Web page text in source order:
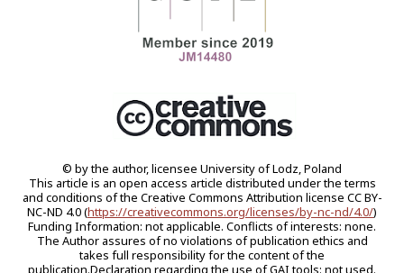
© by the author, licensee University of Lodz, Poland
This article is an open access article distributed under the terms
and conditions of the Creative Commons Attribution license CC BY-
NC-ND 4.0 (https://creativecommons.org/licenses/by-nc-nd/4.0/)
Funding Information: not applicable. Conflicts of interests: none.
The Author assures of no violations of publication ethics and
takes full responsibility for the content of the
publication.Declaration regarding the use of GAI tools: not used.